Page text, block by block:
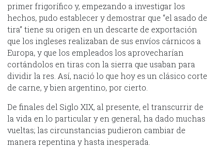
primer frigorífico y, empezando a investigar los
hechos, pudo establecer y demostrar que “el asado de
tira” tiene su origen en un descarte de exportación
que los ingleses realizaban de sus envíos cárnicos a
Europa, y que los empleados los aprovecharían
cortándolos en tiras con la sierra que usaban para
dividir la res. Así, nació lo que hoy es un clásico corte
de carne, y bien argentino, por cierto.
De finales del Siglo XIX, al presente, el transcurrir de
la vida en lo particular y en general, ha dado muchas
vueltas; las circunstancias pudieron cambiar de
manera repentina y hasta inesperada.